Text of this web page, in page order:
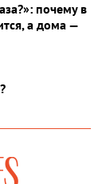
почему в
а дома —